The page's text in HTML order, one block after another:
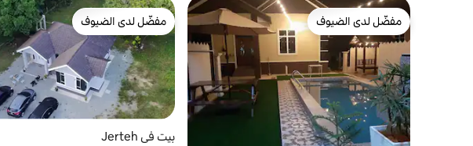
مفضّل لدى الضيوف
مفضّل لدى الضيوف
مفضّل لدى الضيوف
مفضّل لدى الضيوف
بيت في Jerteh